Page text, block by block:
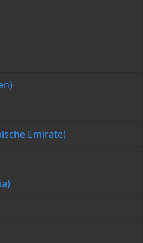
Emirate)